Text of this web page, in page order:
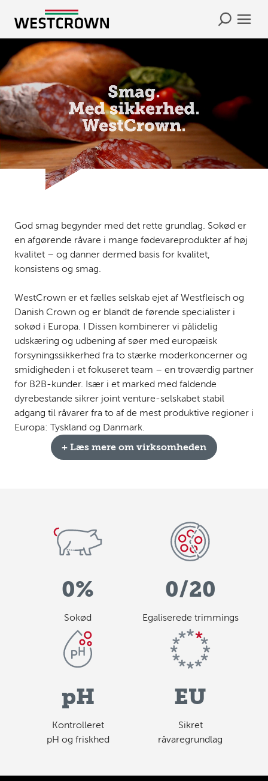
God smag begynder med det rette grundlag. Sokød er
en afgørende råvare i mange fødevareprodukter af høj
kvalitet – og danner dermed basis for kvalitet,
konsistens og smag.
WestCrown er et fælles selskab ejet af Westfleisch og
Danish Crown og er blandt de førende specialister i
sokød i Europa. I Dissen kombinerer vi pålidelig
udskæring og udbening af søer med europæisk
forsyningssikkerhed fra to stærke moderkoncerner og
smidigheden i et fokuseret team – en troværdig partner
for B2B-kunder. Især i et marked med faldende
dyrebestande sikrer joint venture-selskabet stabil
adgang til råvarer fra to af de mest produktive regioner i
Europa: Tyskland og Danmark.
+ Læs mere om virksomheden
0%
Sokød
0/20
Egaliserede trimmings
pH
Kontrolleret
pH og friskhed
EU
Sikret
råvaregrundlag